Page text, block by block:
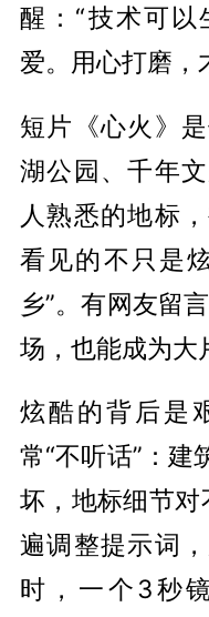
醒：“技术可
爱。用心打磨，
短片《心火》
湖公园、千年
人熟悉的地标
看见的不只是
乡”。有网友留
场，也能成为大
炫酷的背后是
常“不听话”：建
坏，地标细节
遍调整提示词
时，一个3秒